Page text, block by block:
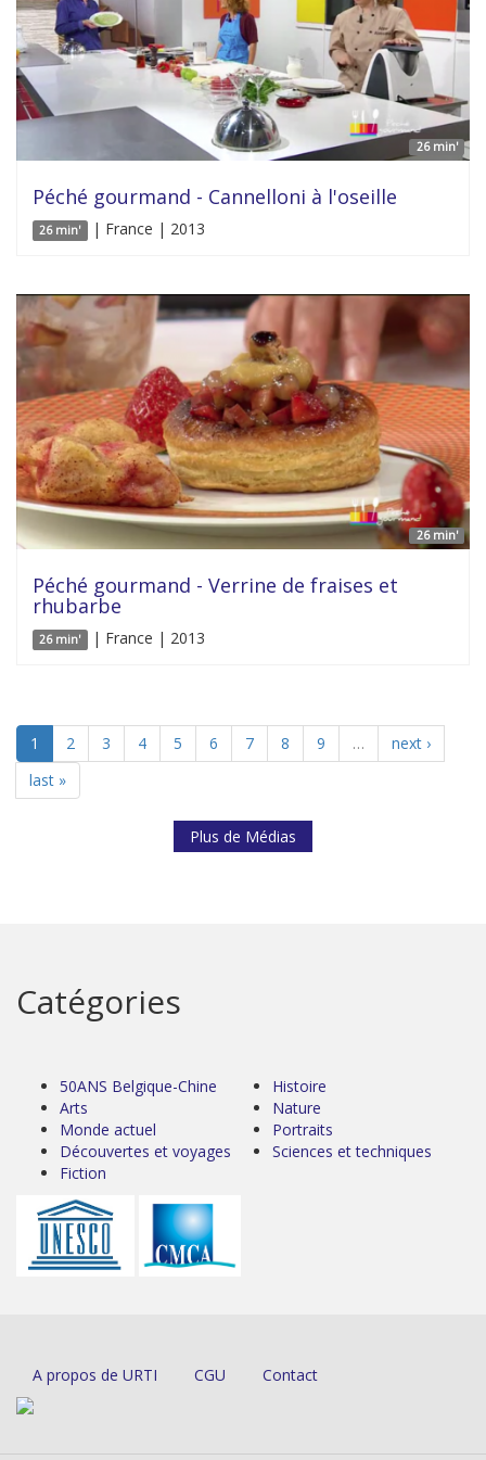
26 min'
Péché gourmand - Cannelloni à l'oseille
26 min' | France | 2013
26 min'
Péché gourmand - Verrine de fraises et
rhubarbe
26 min' | France | 2013
1 2 3 4 5 6 7 8 9 …
next ›
last »
Plus de Médias
Catégories
50ANS Belgique-Chine
Arts
Monde actuel
Découvertes et voyages
Fiction
Histoire
Nature
Portraits
Sciences et techniques
A propos de URTI CGU Contact